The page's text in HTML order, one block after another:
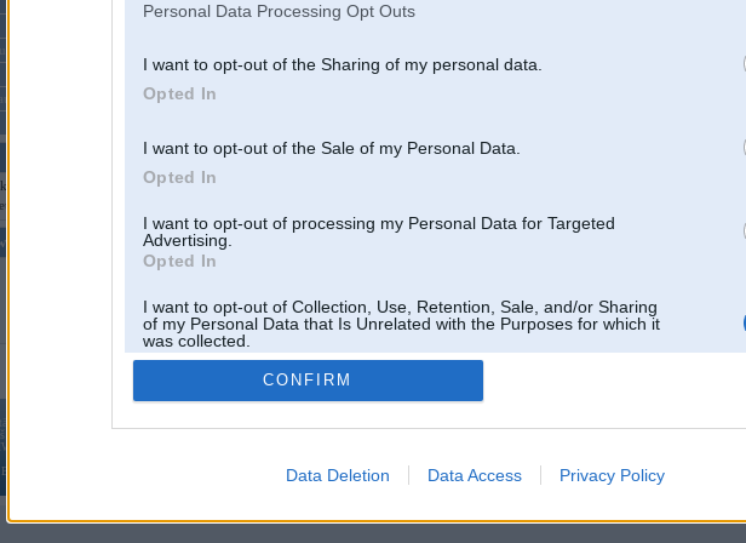
Personal Data Processing Opt Outs
I want to opt-out of the Sharing of my personal data.
Opted In
I want to opt-out of the Sale of my Personal Data.
Opted In
I want to opt-out of processing my Personal Data for Targeted
Advertising.
Opted In
I want to opt-out of Collection, Use, Retention, Sale, and/or Sharing
of my Personal Data that Is Unrelated with the Purposes for which it
was collected.
Opted Out
CONFIRM
Data Deletion Data Access Privacy Policy
112
BMWPower.lv darbojas
2002. gada 14. maija. Tas nav auto klubs un nav saistīts ar
AG.